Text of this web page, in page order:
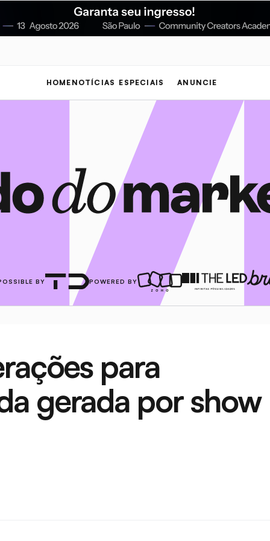
HOME NOTÍCIAS ESPECIAIS ANUNCIE
BY POWERED BY
para
gerada por show